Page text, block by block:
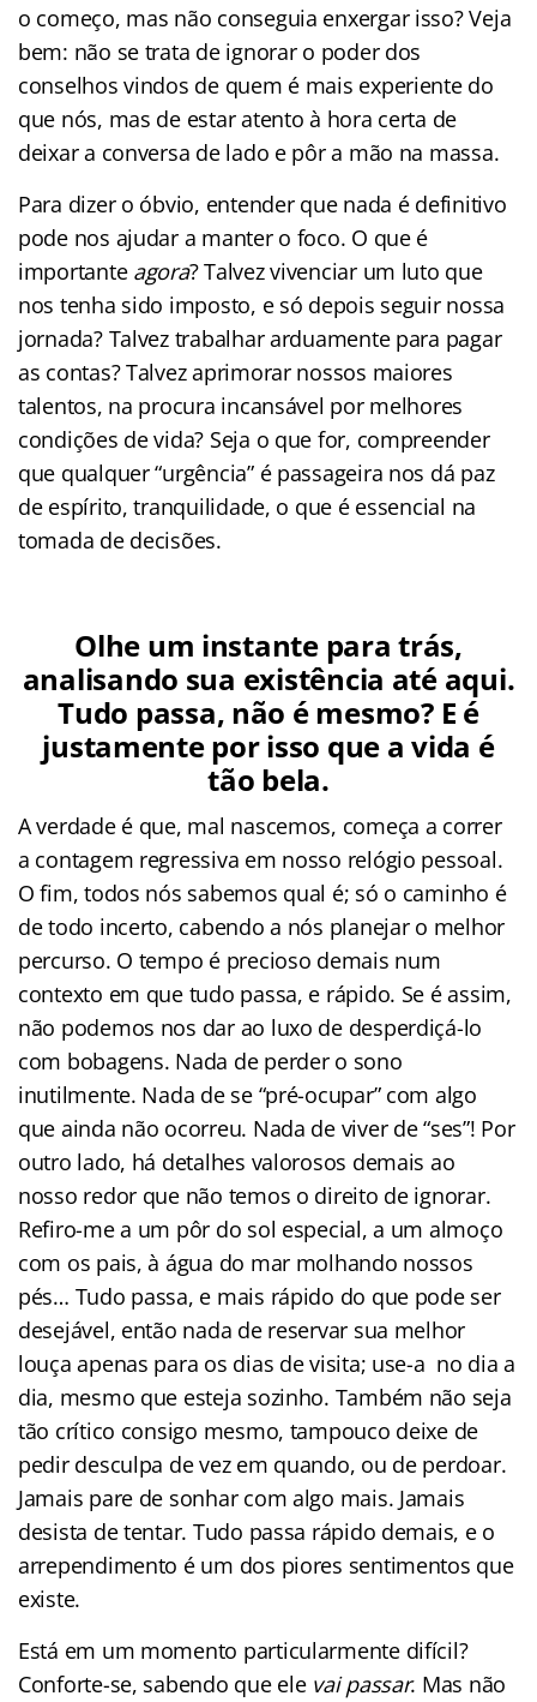
o começo, mas não conseguia enxergar isso? Veja
bem: não se trata de ignorar o poder dos
conselhos vindos de quem é mais experiente do
que nós, mas de estar atento à hora certa de
deixar a conversa de lado e pôr a mão na massa.
Para dizer o óbvio, entender que nada é definitivo
pode nos ajudar a manter o foco. O que é
importante agora? Talvez vivenciar um luto que
nos tenha sido imposto, e só depois seguir nossa
jornada? Talvez trabalhar arduamente para pagar
as contas? Talvez aprimorar nossos maiores
talentos, na procura incansável por melhores
condições de vida? Seja o que for, compreender
que qualquer “urgência” é passageira nos dá paz
de espírito, tranquilidade, o que é essencial na
tomada de decisões.
Olhe um instante para trás,
analisando sua existência até aqui.
Tudo passa, não é mesmo? E é
justamente por isso que a vida é
tão bela.
A verdade é que, mal nascemos, começa a correr
a contagem regressiva em nosso relógio pessoal.
O fim, todos nós sabemos qual é; só o caminho é
de todo incerto, cabendo a nós planejar o melhor
percurso. O tempo é precioso demais num
contexto em que tudo passa, e rápido. Se é assim,
não podemos nos dar ao luxo de desperdiçá-lo
com bobagens. Nada de perder o sono
inutilmente. Nada de se “pré-ocupar” com algo
que ainda não ocorreu. Nada de viver de “ses”! Por
outro lado, há detalhes valorosos demais ao
nosso redor que não temos o direito de ignorar.
Refiro-me a um pôr do sol especial, a um almoço
com os pais, à água do mar molhando nossos
pés… Tudo passa, e mais rápido do que pode ser
desejável, então nada de reservar sua melhor
louça apenas para os dias de visita; use-a no dia a
dia, mesmo que esteja sozinho. Também não seja
tão crítico consigo mesmo, tampouco deixe de
pedir desculpa de vez em quando, ou de perdoar.
Jamais pare de sonhar com algo mais. Jamais
desista de tentar. Tudo passa rápido demais, e o
arrependimento é um dos piores sentimentos que
existe.
Está em um momento particularmente difícil?
Conforte-se, sabendo que ele vai passar. Mas não